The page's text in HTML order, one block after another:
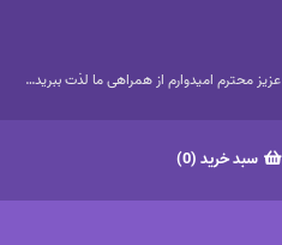
محترم امیدوارم از همراهی ما لذت ببرید…
سبد خرید (0)